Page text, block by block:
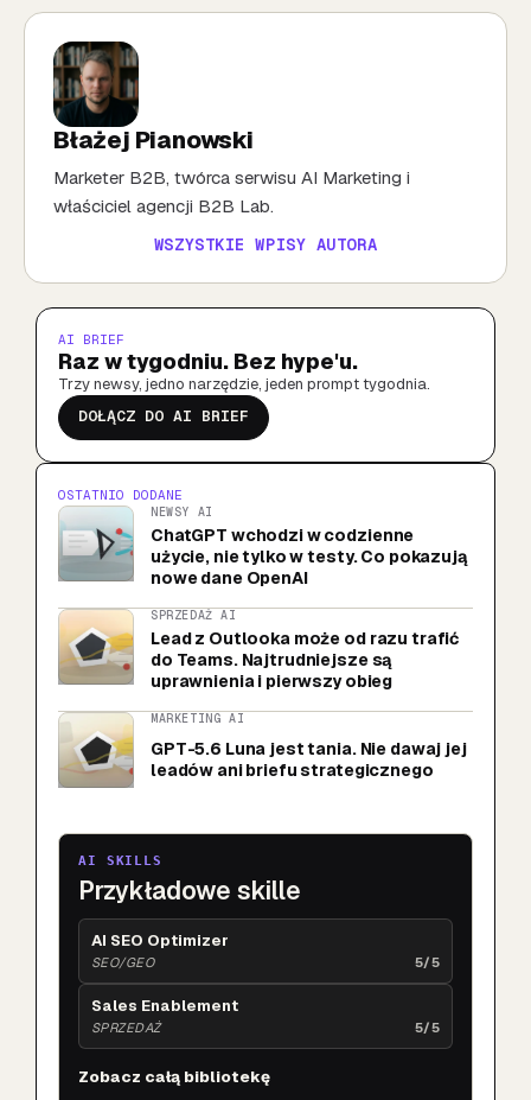
Błażej Pianowski
Marketer B2B, twórca serwisu AI Marketing i
właściciel agencji B2B Lab.
WSZYSTKIE WPISY AUTORA
AI BRIEF
Raz w tygodniu. Bez hype'u.
Trzy newsy, jedno narzędzie, jeden prompt tygodnia.
DOŁĄCZ DO AI BRIEF
OSTATNIO DODANE
NEWSY AI
ChatGPT wchodzi w codzienne
użycie, nie tylko w testy. Co pokazują
nowe dane OpenAI
SPRZEDAŻ AI
Lead z Outlooka może od razu trafić
do Teams. Najtrudniejsze są
uprawnienia i pierwszy obieg
MARKETING AI
GPT-5.6 Luna jest tania. Nie dawaj jej
leadów ani briefu strategicznego
AI SKILLS
Przykładowe skille
AI SEO Optimizer
SEO/GEO 5/5
Sales Enablement
SPRZEDAŻ 5/5
Zobacz całą bibliotekę